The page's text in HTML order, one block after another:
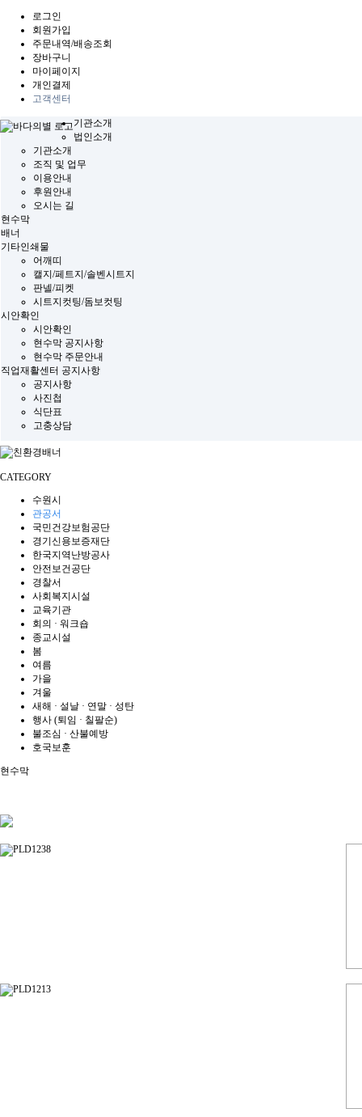
로그인
회원가입
주문내역/배송조회
장바구니
마이페이지
개인결제
고객센터
기관소개
법인소개
기관소개
조직 및 업무
이용안내
후원안내
오시는 길
현수막
배너
기타인쇄물
어깨띠
캘지/페트지/솔벤시트지
판넬/피켓
시트지컷팅/돔보컷팅
시안확인
시안확인
현수막 공지사항
현수막 주문안내
직업재활센터 공지사항
공지사항
사진첩
식단표
고충상담
CATEGORY
수원시
관공서
국민건강보험공단
경기신용보증재단
한국지역난방공사
안전보건공단
경찰서
사회복지시설
교육기관
회의 · 워크숍
종교시설
봄
여름
가을
겨울
새해 · 설날 · 연말 · 성탄
행사 (퇴임 · 칠팔순)
불조심 · 산불예방
호국보훈
현수막